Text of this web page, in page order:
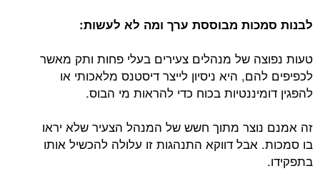
לבנות סמכות מבוססת ערך ומה לא לעשות:
טעות נפוצה של מנהלים צעירים בעלי פחות ותק מאשר
לכפיפים להם, היא ניסיון לייצר דיסטנס מלאכותי או
להפגין דומיננטיות בכוח כדי להראות מי הבוס.
זה אמנם נוצר מתוך חשש של המנהל הצעיר שלא יראו
בו סמכות. אבל דווקא התנהגות זו עלולה להכשיל אותו
בתפקידו.